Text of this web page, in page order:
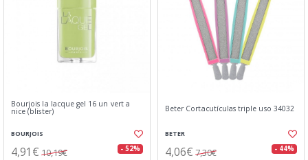
Bourjois la lacque gel 16 un vert a
nice (blister)
BOURJOIS
4,91€ 10,19€ - 52%
Beter Cortacutículas triple uso 34032
BETER
4,06€ 7,30€ - 44%